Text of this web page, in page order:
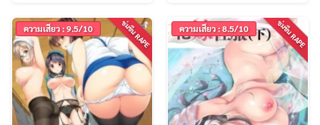
ข่มขืน RAPE
ความเสียว : 9.5/10 ข่มขืน RAPE
ความเสียว : 8.5/10